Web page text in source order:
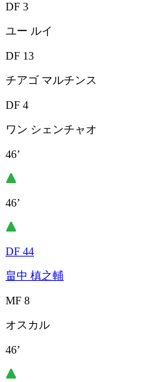
DF 3
ユー ルイ
DF 13
チアゴ マルチンス
DF 4
ワン シェンチャオ
46’
46’
DF 44
畠中 槙之輔
MF 8
オスカル
46’